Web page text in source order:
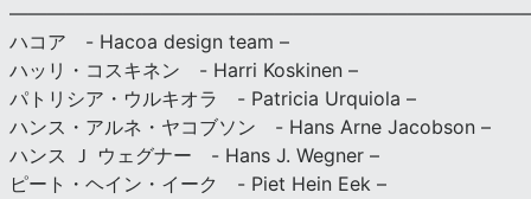
ハコア - Hacoa design team –
ハッリ・コスキネン - Harri Koskinen –
パトリシア・ウルキオラ - Patricia Urquiola –
ハンス・アルネ・ヤコブソン - Hans Arne Jacobson –
ハンス Ｊ ウェグナー - Hans J. Wegner –
ピート・ヘイン・イーク - Piet Hein Eek –